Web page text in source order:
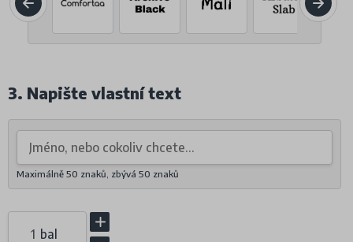
3. Napište vlastní text
Maximálně 50 znaků, zbývá 50 znaků
bal